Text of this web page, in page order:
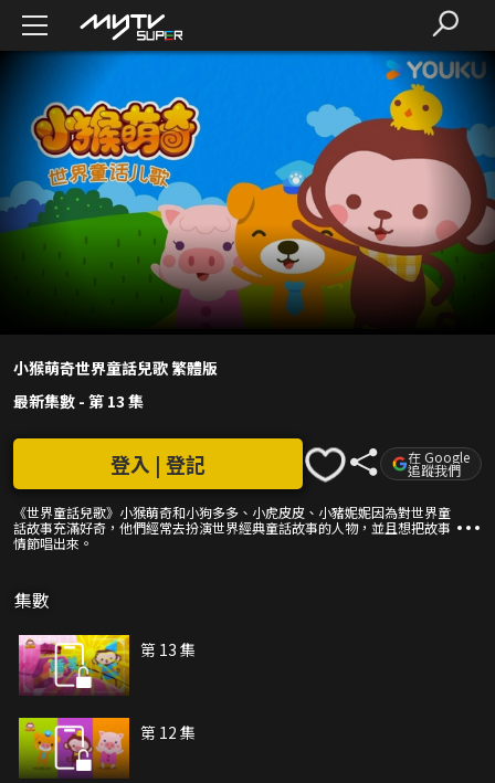
小猴萌奇世界童話兒歌 繁體版
最新集數 - 第 13 集
《世界童話兒歌》小猴萌奇和小狗多多、小虎皮皮、小豬妮妮因為對世界童
話故事充滿好奇，他們經常去扮演世界經典童話故事的人物，並且想把故事
情節唱出來。
登入 | 登記 在 Google
追蹤我們
集數
第 13 集
第 12 集